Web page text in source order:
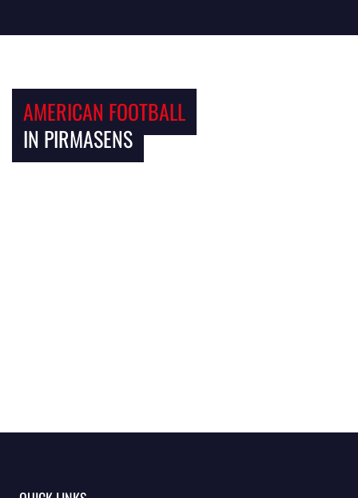
AMERICAN FOOTBALL
IN PIRMASENS